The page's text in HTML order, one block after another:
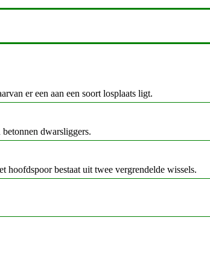
er een aan een soort losplaats ligt.
dwarsliggers.
hoofdspoor bestaat uit twee vergrendelde wissels.